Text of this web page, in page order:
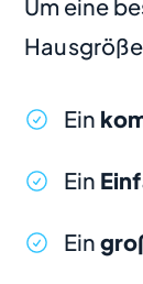
Um eine
Ein
Ein
Ein